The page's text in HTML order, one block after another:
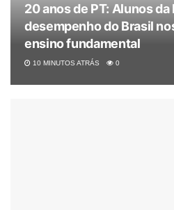
20 anos de PT: Alunos
desempenho do Brasil
ensino fundamental
10 MINUTOS ATRÁS 0